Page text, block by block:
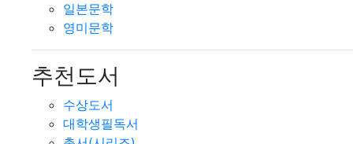
일본문학
영미문학
추천도서
수상도서
대학생필독서